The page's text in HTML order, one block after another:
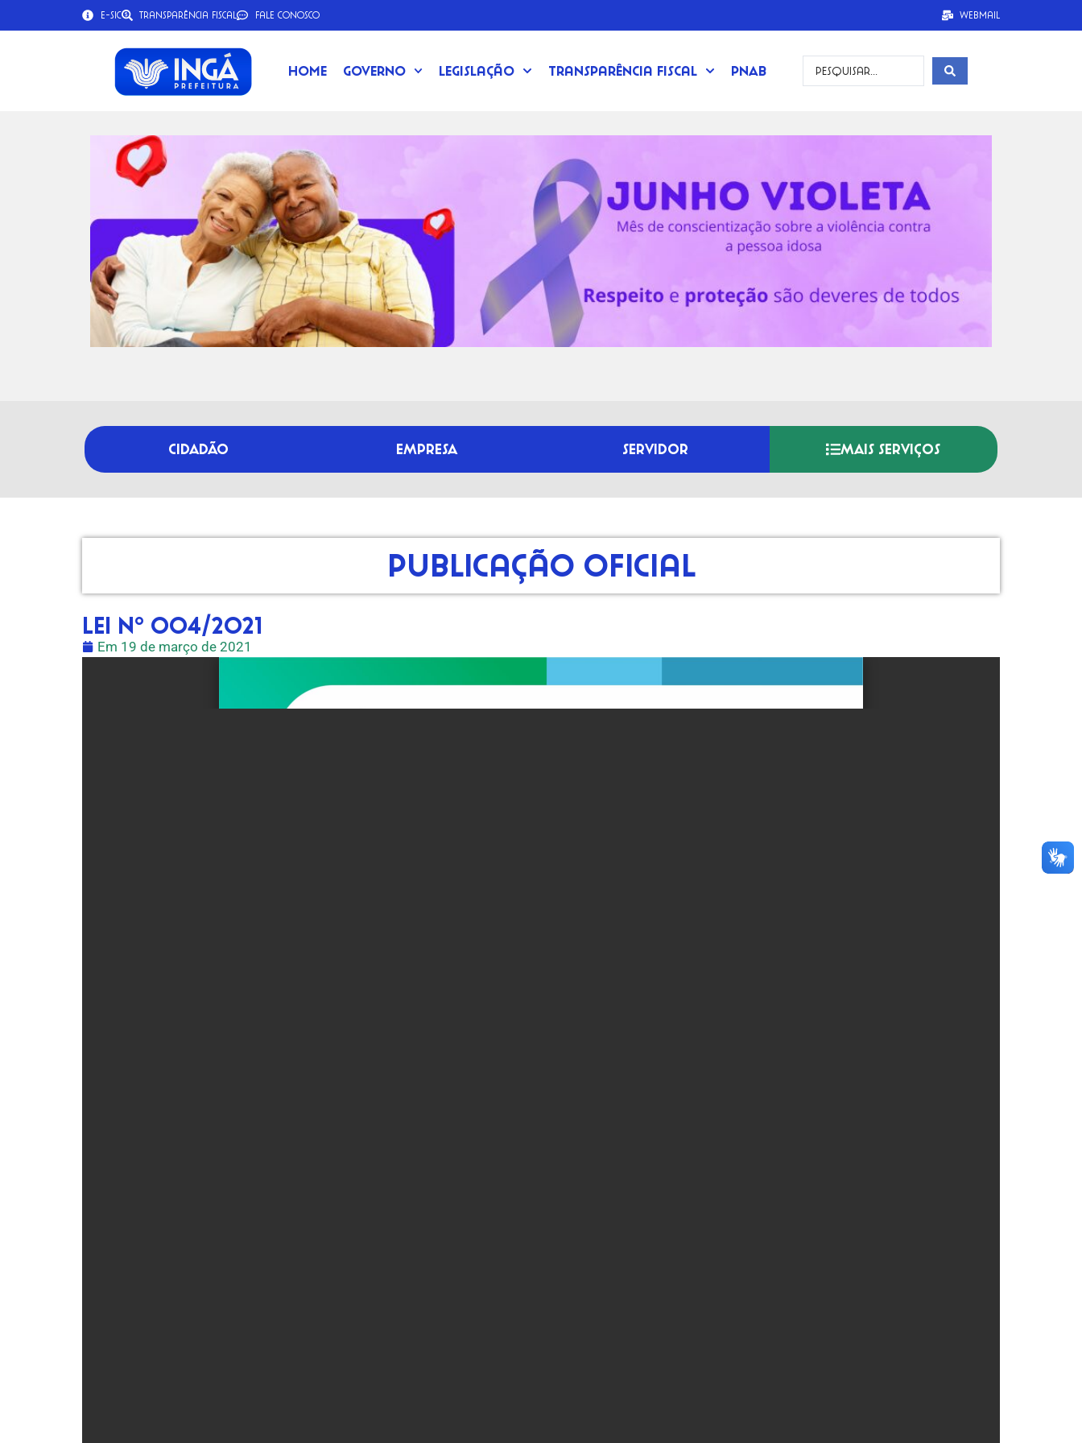
e-SIC Transparência Fiscal Fale Conosco Webmail
Home Governo Legislação Transparência Fiscal PNAB
CIDADÃO EMPRESA SERVIDOR MAIS SERVIÇOS
Publicação Oficial
LEI Nº 004/2021
Em 19 de março de 2021